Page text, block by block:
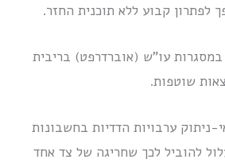
לפתרון קבוע ללא תוכנית החזר.
עו”ש (אוברדרפט) בריבית
שוטפות.
ניתוק ערבויות הדדיות בחשבונות
להוביל לכך שחריגה של צד אחד